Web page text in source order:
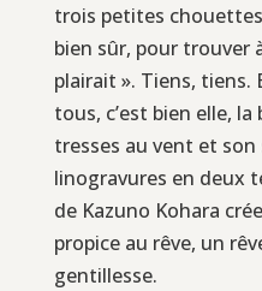
trois petites
bien sûr, pour trouver
plairait ». Tiens,
tous, c’est bien elle,
tresses au vent et
linogravures en deux
de Kazuno Kohara
propice au rêve, un
gentillesse.